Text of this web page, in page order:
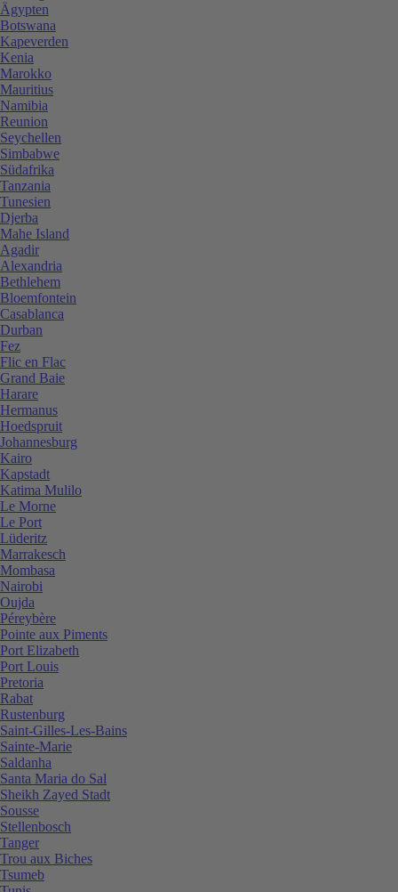
Ägypten
Botswana
Kapeverden
Kenia
Marokko
Mauritius
Namibia
Reunion
Seychellen
Simbabwe
Südafrika
Tanzania
Tunesien
Djerba
Mahe Island
Agadir
Alexandria
Bethlehem
Bloemfontein
Casablanca
Durban
Fez
Flic en Flac
Grand Baie
Harare
Hermanus
Hoedspruit
Johannesburg
Kairo
Kapstadt
Katima Mulilo
Le Morne
Le Port
Lüderitz
Marrakesch
Mombasa
Nairobi
Oujda
Péreybère
Pointe aux Piments
Port Elizabeth
Port Louis
Pretoria
Rabat
Rustenburg
Saint-Gilles-Les-Bains
Sainte-Marie
Saldanha
Santa Maria do Sal
Sheikh Zayed Stadt
Sousse
Stellenbosch
Tanger
Trou aux Biches
Tsumeb